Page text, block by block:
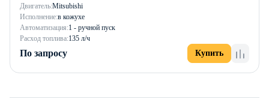
Двигатель:Mitsubishi
Исполнение:в кожухе
Автоматизация:1 - ручной пуск
Расход топлива:135 л/ч
По запросу Купить